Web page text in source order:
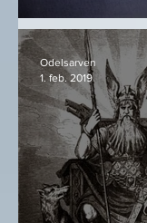
Sólin
Odelsarven
1. feb. 2019